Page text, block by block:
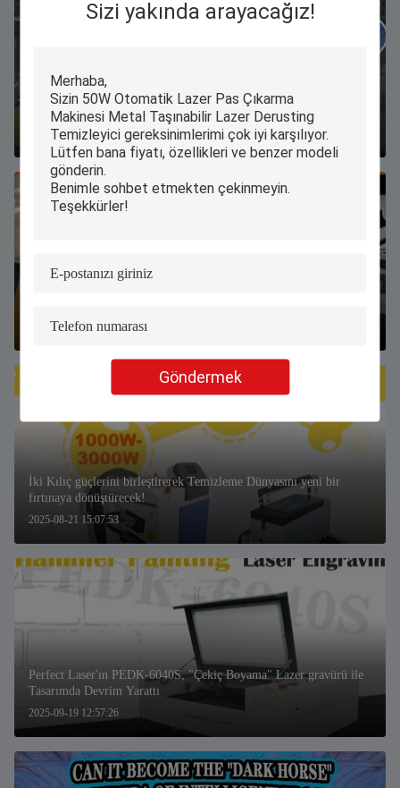
Sizi yakında arayacağız!
Göndermek
2025-11-12 15:00:44
Akrilik Nasıl Hızlı ve Etkili İşlenir?
2025-11-04 16:11:40
2025-08-21 15:07:53
İki Kılıç güçlerini birleştirerek Temizleme Dünyasını yeni bir
fırtınaya dönüştürecek!
2025-09-19 12:57:26
Perfect Laser'ın PEDK-6040S, "Çekiç Boyama" Lazer gravürü ile
Tasarımda Devrim Yarattı